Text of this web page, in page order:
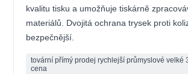
kvalitu tisku a umožňuje tiskárně
materiálů. Dvojitá ochrana trysek proti
bezpečnější.
tovární přímý prodej rychlejší průmyslové velké
cena